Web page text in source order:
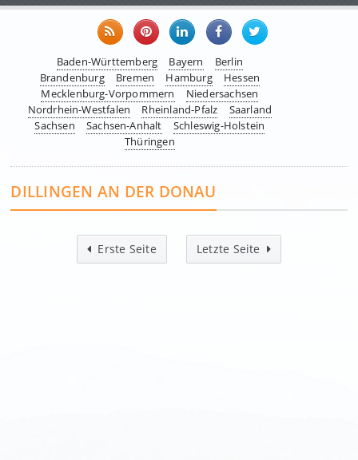
Baden-Württemberg Bayern
Berlin
Brandenburg
Bremen Hamburg
Hessen
Mecklenburg-Vorpommern
Niedersachsen
Nordrhein-Westfalen
Rheinland-Pfalz
Saarland
Sachsen
Sachsen-Anhalt
Schleswig-Holstein
Thüringen
DILLINGEN AN DER DONAU
Erste Seite Letzte Seite